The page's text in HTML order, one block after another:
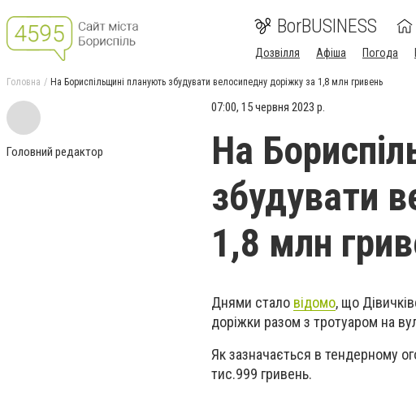
BorBUSINESS
Дозвілля Афіша Погода
Головна На Бориспільщині планують збудувати велосипедну доріжку за 1,8 млн гривень
Головний редактор
07:00, 15 червня 2023 р.
На
збудувати
1,8 млн
Днями стало відомо, що
доріжки разом з тротуаром на
Як зазначається в тендерному
тис.999 гривень.